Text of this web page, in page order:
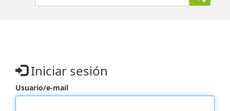
Iniciar sesión
Usuario/e-mail